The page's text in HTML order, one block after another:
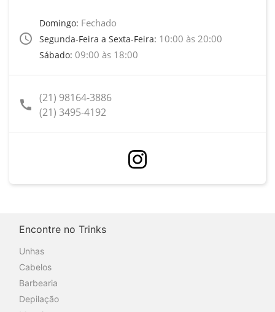
access_time
Domingo: Fechado
Segunda-Feira a Sexta-Feira: 10:00 às 20:00
Sábado: 09:00 às 18:00
call (21) 98164-3886
(21) 3495-4192
Encontre no Trinks
Unhas
Cabelos
Barbearia
Depilação